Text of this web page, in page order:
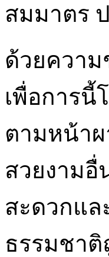
สมมาตร
ด้วยควา
เพื่อการนี้
ตามหน้า
สวยงามอื่
สะดวกแล
ธรรมชา